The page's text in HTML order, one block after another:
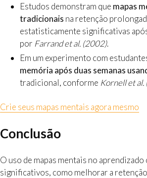
Estudos demonstram que mapas
tradicionais na retenção
estatisticamente significativas
por Farrand et al. (2002).
Em um experimento com
memória após duas semanas
tradicional, conforme Kornell et
Crie seus mapas mentais agora mesmo
Conclusão
O uso de mapas mentais no
significativos, como melhorar a